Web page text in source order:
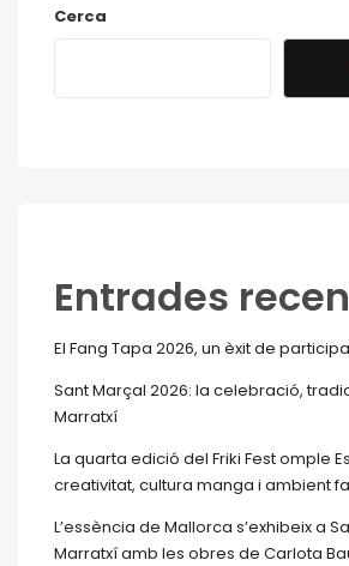
Cerca
Entrades
El Fang Tapa 2026, un èxit de
Sant Marçal 2026: la celebració,
Marratxí
La quarta edició del Friki Fest omple
creativitat, cultura manga i ambient
L’essència de Mallorca s’exhibeix a
Marratxí amb les obres de Carlota